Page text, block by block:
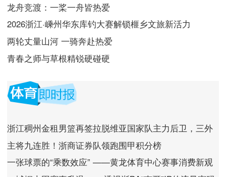
开班
龙舟竞渡：一桨一舟皆热爱
2026浙江·嵊州华东库钓大赛解锁榧乡文旅新活力
两轮丈量山河 一骑奔赴热爱
青春之师与草根精锐硬碰硬
浙江稠州金租男篮再签拉脱维亚国家队主力后卫，三外
援配置已经完成
主将九连胜！浙商证券队领跑围甲积分榜
一张球票的“乘数效应” ——黄龙体育中心赛事消费新观